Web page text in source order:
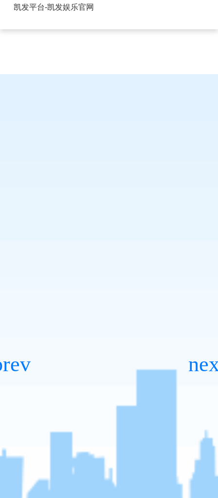
广东多层FPC柔性连接器-凯发平台
凯发平台-凯发娱乐官网